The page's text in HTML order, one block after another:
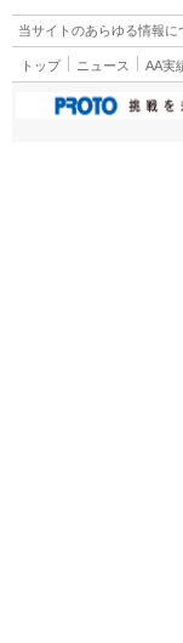
当サイトのあらゆる情報
トップ ニュース AA実